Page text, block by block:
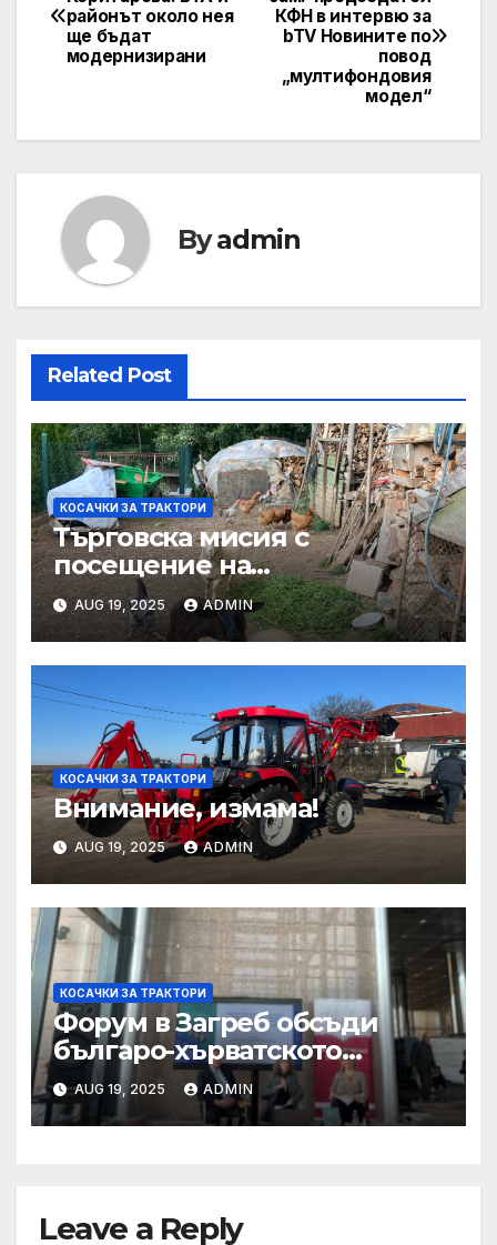
navigation
КФН в интервю за
bTV Новините по
повод
„мултифондовия
модел“
районът около нея
ще бъдат
модернизирани
Byadmin
Related Post
КОСАЧКИ ЗА ТРАКТОРИ
Търговска мисия с
посещение на
Mеждународния търговски
панаир CosmeticBusiness
2025
AUG 19, 2025 ADMIN
КОСАЧКИ ЗА ТРАКТОРИ
Внимание, измама!
AUG 19, 2025 ADMIN
КОСАЧКИ ЗА ТРАКТОРИ
Форум в Загреб обсъди
българо-хърватското
сътрудничество
AUG 19, 2025 ADMIN
Leave a Reply